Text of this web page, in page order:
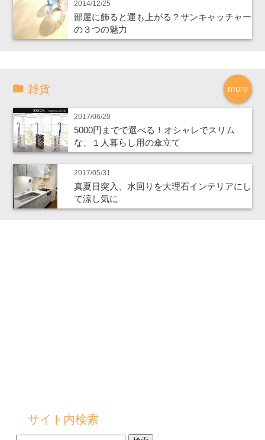
2014/12/25
部屋に飾ると運も上がる？サンキャッチャー
の３つの魅力
more
雑貨
2017/06/20
5000円までで選べる！オシャレでスリム
な、１人暮らし用の傘立て
2017/05/31
真夏日突入、水回りを大理石インテリアにし
て涼し気に
サイト内検索